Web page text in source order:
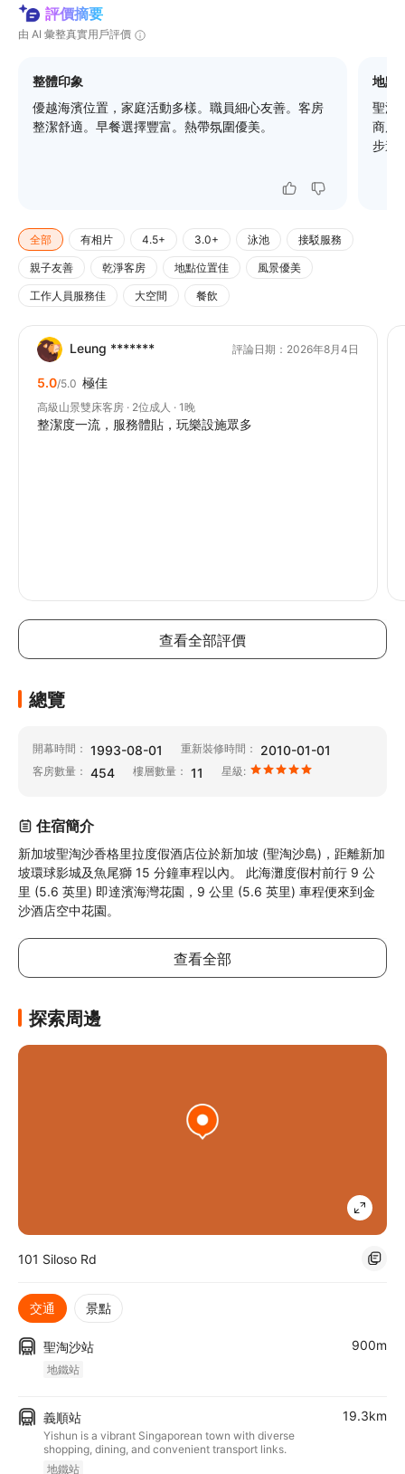
評價摘要
由 AI 彙整真實用戶評價
整體印象
優越海濱位置，家庭活動多樣。職員細心友善。客房
整潔舒適。早餐選擇豐富。熱帶氛圍優美。
地點
聖淘
商店
步道
全部 有相片 4.5+ 3.0+ 泳池 接駁服務
親子友善 乾淨客房 地點位置佳 風景優美
工作人員服務佳 大空間 餐飲
Leung ******* 評論日期：2026年8月4日
5.0/5.0 極佳
高級山景雙床客房 · 2位成人 · 1晚
整潔度一流，服務體貼，玩樂設施眾多
查看全部評價
總覽
開幕時間： 1993-08-01 重新裝修時間： 2010-01-01
客房數量： 454 樓層數量： 11 星級:
住宿簡介
新加坡聖淘沙香格里拉度假酒店位於新加坡 (聖淘沙島)，距離新加
坡環球影城及魚尾獅 15 分鐘車程以內。 此海灘度假村前行 9 公
里 (5.6 英里) 即達濱海灣花園，9 公里 (5.6 英里) 車程便來到金
沙酒店空中花園。
查看全部
探索周邊
101 Siloso Rd
交通 景點
聖淘沙站
地鐵站
900m
義順站
Yishun is a vibrant Singaporean town with diverse
shopping, dining, and convenient transport links.
地鐵站
19.3km